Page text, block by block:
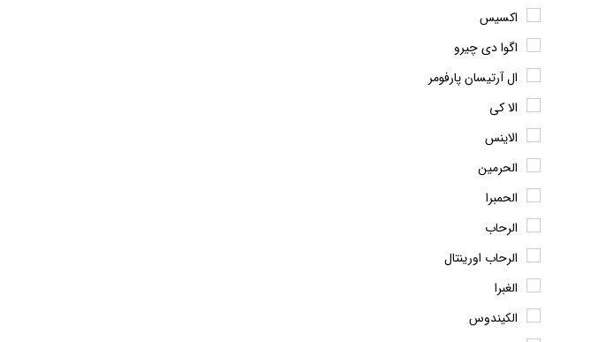
اکسیس
اگوا دی چیرو
ال آرتیسان پارفومر
الا کی
الاینس
الحرمین
الحمبرا
الرحاب
الرحاب اورینتال
الغبرا
الکیندوس